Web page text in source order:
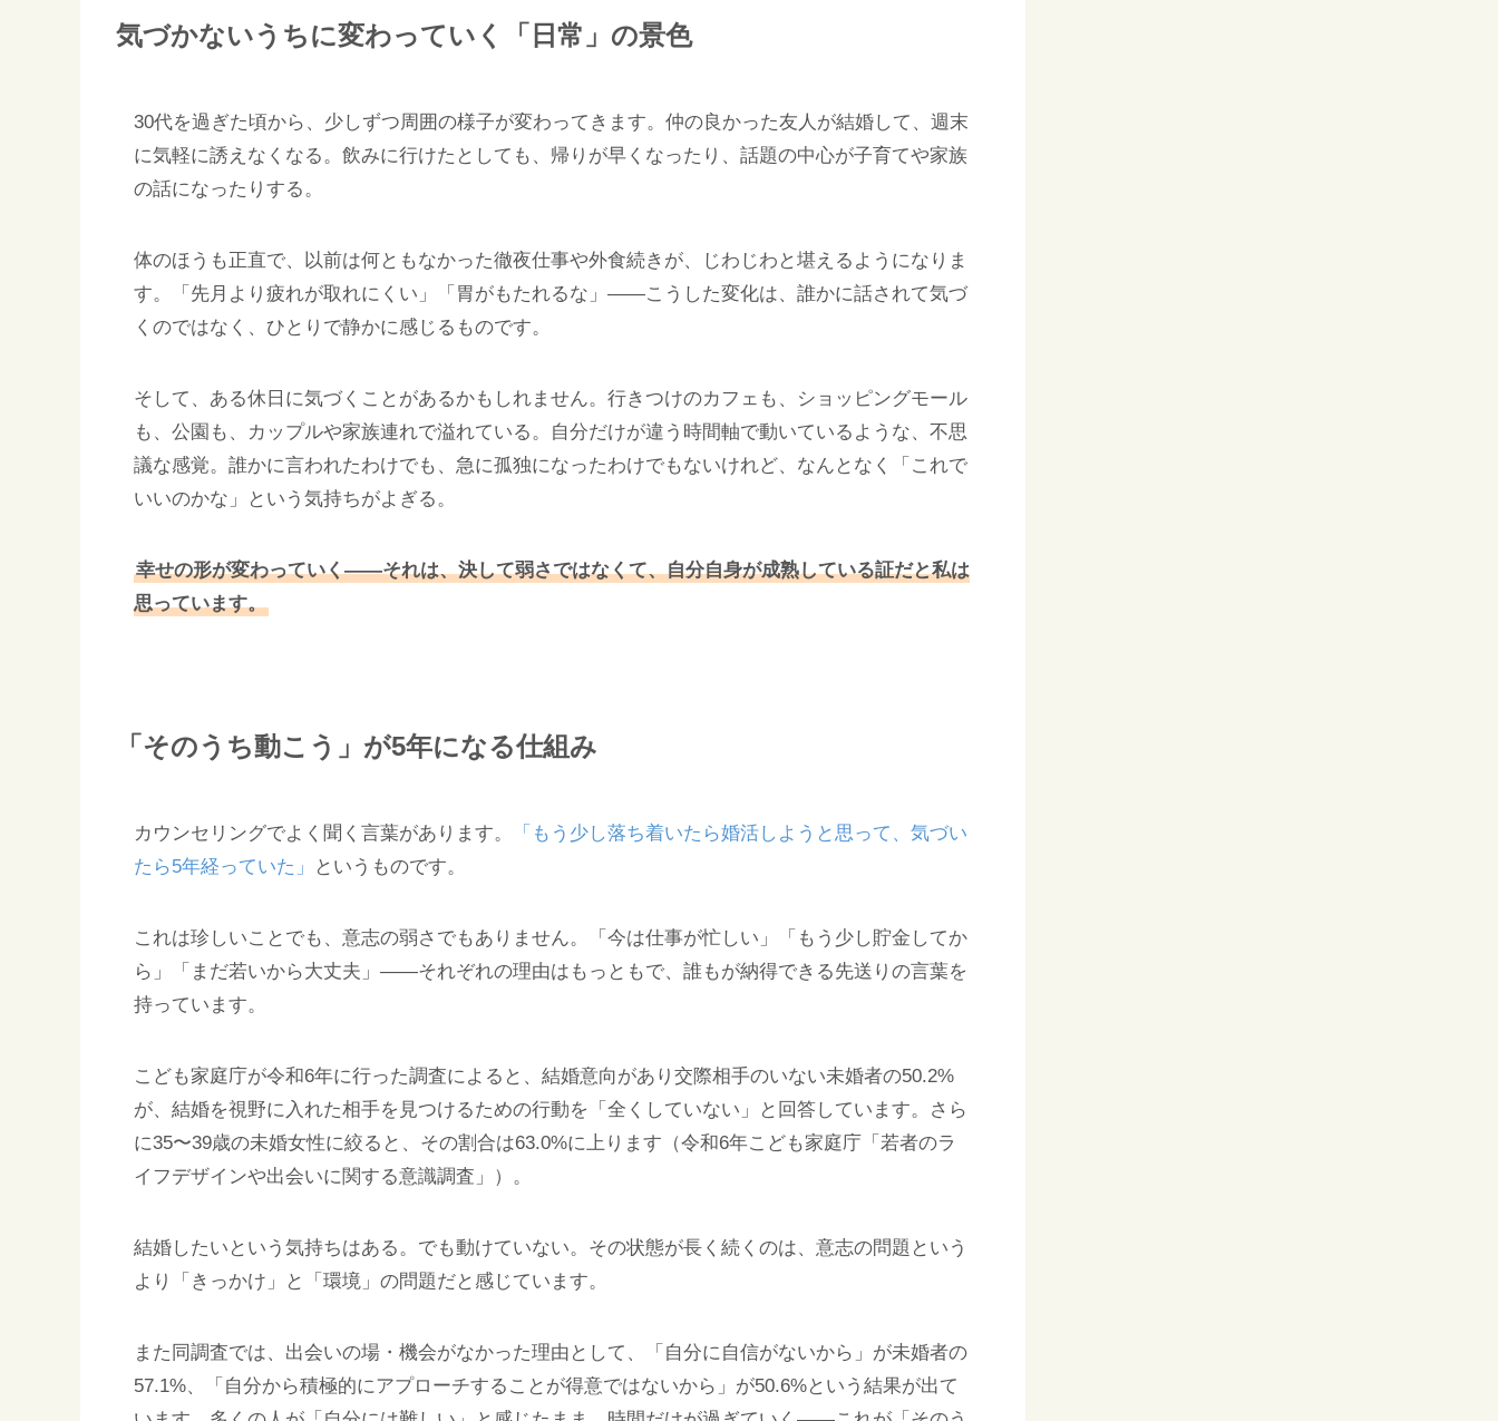
気づかないうちに変わっていく「日常」の景色
30代を過ぎた頃から、少しずつ周囲の様子が変わってきます。仲の良かった友人が結婚して、週末
に気軽に誘えなくなる。飲みに行けたとしても、帰りが早くなったり、話題の中心が子育てや家族
の話になったりする。
体のほうも正直で、以前は何ともなかった徹夜仕事や外食続きが、じわじわと堪えるようになりま
す。「先月より疲れが取れにくい」「胃がもたれるな」——こうした変化は、誰かに話されて気づ
くのではなく、ひとりで静かに感じるものです。
そして、ある休日に気づくことがあるかもしれません。行きつけのカフェも、ショッピングモール
も、公園も、カップルや家族連れで溢れている。自分だけが違う時間軸で動いているような、不思
議な感覚。誰かに言われたわけでも、急に孤独になったわけでもないけれど、なんとなく「これで
いいのかな」という気持ちがよぎる。
幸せの形が変わっていく——それは、決して弱さではなくて、自分自身が成熟している証だと私は
思っています。
「そのうち動こう」が5年になる仕組み
カウンセリングでよく聞く言葉があります。
「もう少し落ち着いたら婚活しようと思って、気づい
たら5年経っていた」
というものです。
これは珍しいことでも、意志の弱さでもありません。「今は仕事が忙しい」「もう少し貯金してか
ら」「まだ若いから大丈夫」——それぞれの理由はもっともで、誰もが納得できる先送りの言葉を
持っています。
こども家庭庁が令和6年に行った調査によると、結婚意向があり交際相手のいない未婚者の50.2%
が、結婚を視野に入れた相手を見つけるための行動を「全くしていない」と回答しています。さら
に35〜39歳の未婚女性に絞ると、その割合は63.0%に上ります（令和6年こども家庭庁「若者のラ
イフデザインや出会いに関する意識調査」）。
結婚したいという気持ちはある。でも動けていない。その状態が長く続くのは、意志の問題という
より「きっかけ」と「環境」の問題だと感じています。
また同調査では、出会いの場・機会がなかった理由として、「自分に自信がないから」が未婚者の
57.1%、「自分から積極的にアプローチすることが得意ではないから」が50.6%という結果が出て